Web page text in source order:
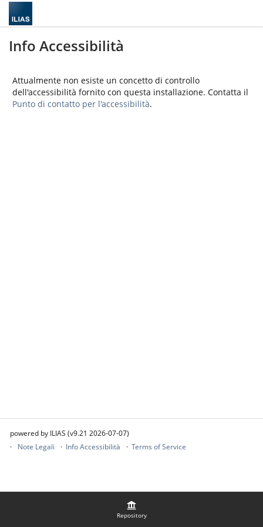
Repository
Info Accessibilità
Attualmente non esiste un concetto di controllo
dell'accessibilità fornito con questa installazione. Contatta il
Punto di contatto per l'accessibilità.
powered by ILIAS (v9.21 2026-07-07)
Note Legali
Info Accessibilità Terms of Service